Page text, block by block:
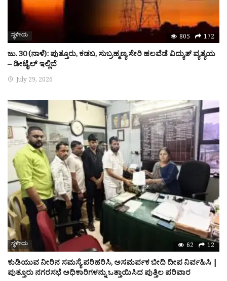
ಸ್ಥಳೀಯ 805 172
ಜು. 30 (ನಾಳೆ): ಪುತ್ತೂರು, ಕಡಬ, ಸುಬ್ರಹ್ಮಣ್ಯ ಸೇರಿ ಹಲವೆಡೆ ವಿದ್ಯುತ್ ವ್ಯತ್ಯಯ
– ಡೀಟೈಲ್ ಇಲ್ಲಿದೆ
July 29, 2026
ಸ್ಥಳೀಯ 62 12
ಕುಡಿಯುವ ನೀರಿನ ಸಮಸ್ಯೆ ಪರಿಹರಿಸಿ, ಅಸಮರ್ಪಕ ಬೀದಿ ದೀಪ ನಿರ್ವಹಿಸಿ |
ಪುತ್ತೂರು ನಗರಸಭೆ ಅಧಿಕಾರಿಗಳನ್ನು ಒತ್ತಾಯಿಸಿದ ಪುತ್ತಿಲ ಪರಿವಾರ